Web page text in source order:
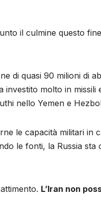
il culmine questo
di quasi 90 milioni di
molto in
nello Yemen e
le capacità militari in
le fonti, la Russia
L’Iran non